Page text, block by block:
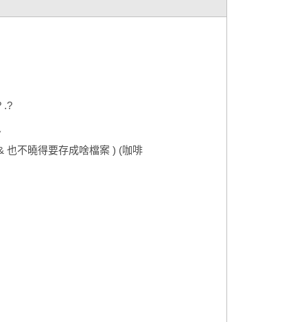
.?
也不曉得要存成啥檔案 ) (咖啡